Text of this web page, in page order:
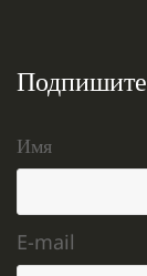
Имя
E-mail